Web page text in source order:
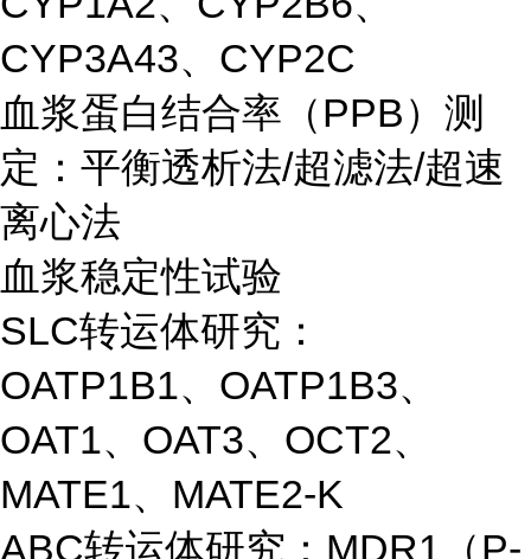
CYP3A43、CYP2C
血浆蛋白结合率（PPB）测
定：平衡透析法/超滤法/超速
离心法
血浆稳定性试验
SLC转运体研究：
OATP1B1、OATP1B3、
OAT1、OAT3、OCT2、
MATE1、MATE2-K
ABC转运体研究：MDR1（P-